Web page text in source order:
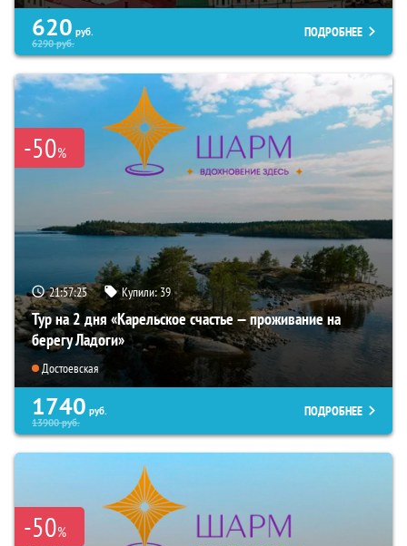
620 руб.
6290руб.
ПОДРОБНЕЕ
-50%
21:57:24 Купили:39
Тур на 2 дня «Карельское счастье — проживание на
берегу Ладоги»
Достоевская
1740 руб.
13900руб.
ПОДРОБНЕЕ
-50%